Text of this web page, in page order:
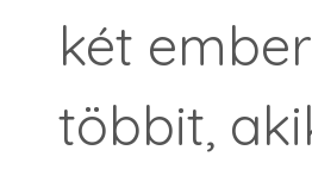
két
többit,